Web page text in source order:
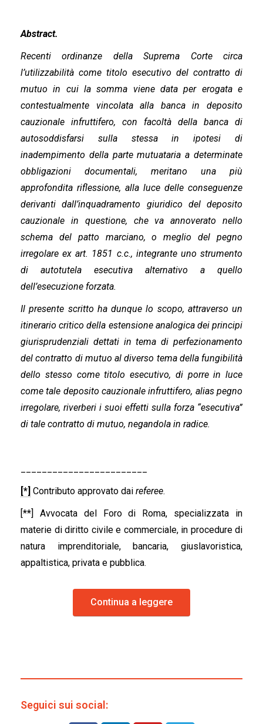
Abstract.
Recenti ordinanze della Suprema Corte circa
l’utilizzabilità come titolo esecutivo del contratto di
mutuo in cui la somma viene data per erogata e
contestualmente vincolata alla banca in deposito
cauzionale infruttifero, con facoltà della banca di
autosoddisfarsi sulla stessa in ipotesi di
inadempimento della parte mutuataria a determinate
obbligazioni documentali, meritano una più
approfondita riflessione, alla luce delle conseguenze
derivanti dall’inquadramento giuridico del deposito
cauzionale in questione, che va annoverato nello
schema del patto marciano, o meglio del pegno
irregolare ex art. 1851 c.c., integrante uno strumento
di autotutela esecutiva alternativo a quello
dell’esecuzione forzata.
Il presente scritto ha dunque lo scopo, attraverso un
itinerario critico della estensione analogica dei principi
giurisprudenziali dettati in tema di perfezionamento
del contratto di mutuo al diverso tema della fungibilità
dello stesso come titolo esecutivo, di porre in luce
come tale deposito cauzionale infruttifero, alias pegno
irregolare, riverberi i suoi effetti sulla forza “esecutiva”
di tale contratto di mutuo, negandola in radice.
[*] Contributo approvato dai referee.
[**] Avvocata del Foro di Roma, specializzata in
materie di diritto civile e commerciale, in procedure di
natura imprenditoriale, bancaria, giuslavoristica,
appaltistica, privata e pubblica.
Continua a leggere
Seguici sui social: